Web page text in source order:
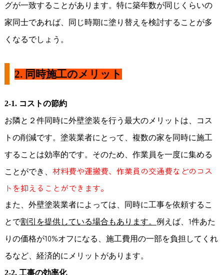
グが一致することがあります。特に築年数が同じくらいの
家同士であれば、同じ時期に塗り替えを検討することが多
くなるでしょう。
2. 同時施工のメリット
2-1. コストの節約
お隣と２件同時に外壁塗装を行う最大のメリットは、コス
トの削減です。塗装業者にとって、複数の家を同時に施工
することは効率的です。そのため、作業員を一度に集める
ことができ、 材料費や運搬費、作業員の交通費などのコス
トを抑えることができます。
また、外壁塗装業者によっては、同時に工事を依頼するこ
とで割引を提供している場合もあります。 例えば、 1件あた
りの価格が10%オフになる、施工費用の一部を負担してくれ
るなど、経済的にメリットがあります。
2-2. 工事の効率化